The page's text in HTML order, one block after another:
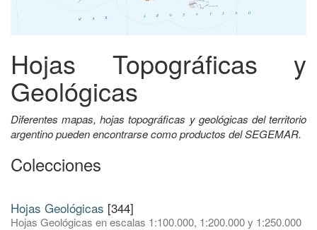
Hojas Topográficas y
Geológicas
Diferentes mapas, hojas topográficas y geológicas del territorio
argentino pueden encontrarse como productos del SEGEMAR.
Colecciones
Hojas Geológicas [344]
Hojas Geológicas en escalas 1:100.000, 1:200.000 y 1:250.000